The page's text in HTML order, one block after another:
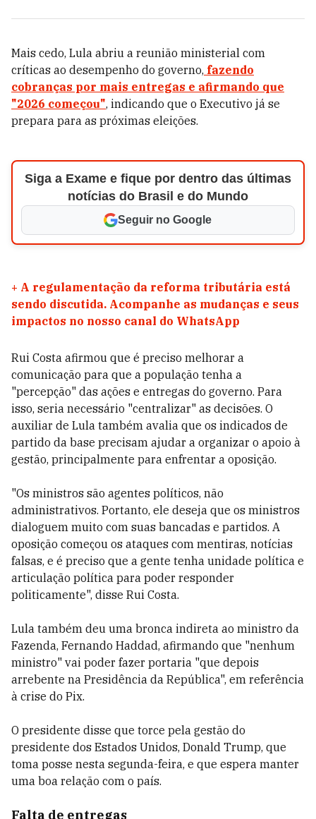
Mais cedo, Lula abriu a reunião ministerial com
críticas ao desempenho do governo, fazendo
cobranças por mais entregas e afirmando que
"2026 começou", indicando que o Executivo já se
prepara para as próximas eleições.
Siga a Exame e fique por dentro das últimas
notícias do Brasil e do Mundo
Seguir no Google
+ A regulamentação da reforma tributária está
sendo discutida. Acompanhe as mudanças e seus
impactos no nosso canal do WhatsApp
Rui Costa afirmou que é preciso melhorar a
comunicação para que a população tenha a
"percepção" das ações e entregas do governo. Para
isso, seria necessário "centralizar" as decisões. O
auxiliar de Lula também avalia que os indicados de
partido da base precisam ajudar a organizar o apoio à
gestão, principalmente para enfrentar a oposição.
"Os ministros são agentes políticos, não
administrativos. Portanto, ele deseja que os ministros
dialoguem muito com suas bancadas e partidos. A
oposição começou os ataques com mentiras, notícias
falsas, e é preciso que a gente tenha unidade política e
articulação política para poder responder
politicamente", disse Rui Costa.
Lula também deu uma bronca indireta ao ministro da
Fazenda, Fernando Haddad, afirmando que "nenhum
ministro" vai poder fazer portaria "que depois
arrebente na Presidência da República", em referência
à crise do Pix.
O presidente disse que torce pela gestão do
presidente dos Estados Unidos, Donald Trump, que
toma posse nesta segunda-feira, e que espera manter
uma boa relação com o país.
Falta de entregas